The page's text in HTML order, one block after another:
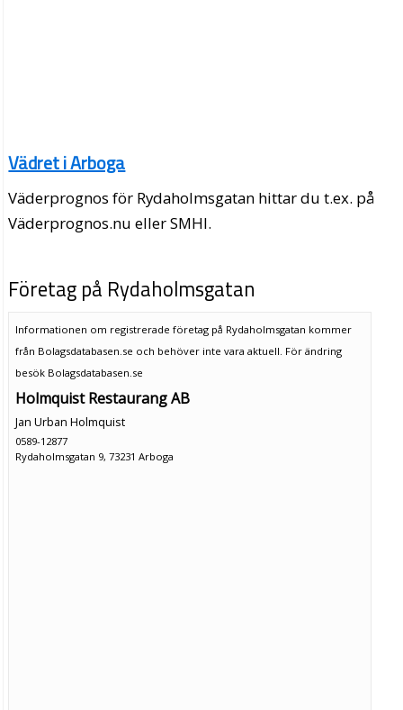
Vädret i Arboga
Väderprognos för Rydaholmsgatan hittar du t.ex. på
Väderprognos.nu eller SMHI.
Företag på Rydaholmsgatan
Informationen om registrerade företag på Rydaholmsgatan kommer
från Bolagsdatabasen.se och behöver inte vara aktuell. För ändring
besök Bolagsdatabasen.se
Holmquist Restaurang AB
Jan Urban Holmquist
0589-12877
Rydaholmsgatan 9, 73231 Arboga